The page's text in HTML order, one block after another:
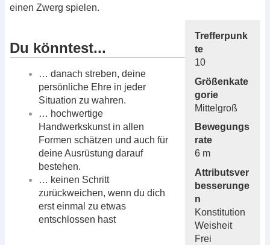
einen Zwerg spielen.
Trefferpunk
te
10
Größenkate
gorie
Mittelgroß
Bewegungs
rate
6 m
Attributsver
besserunge
n
Konstitution
Weisheit
Frei
Du könntest...
… danach streben, deine
persönliche Ehre in jeder
Situation zu wahren.
… hochwertige
Handwerkskunst in allen
Formen schätzen und auch für
deine Ausrüstung darauf
bestehen.
… keinen Schritt
zurückweichen, wenn du dich
erst einmal zu etwas
entschlossen hast